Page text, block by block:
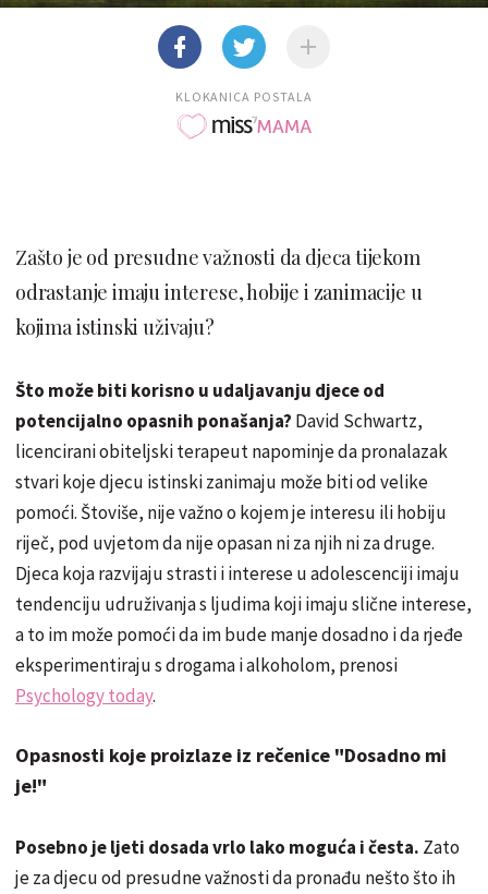
KLOKANICA POSTALA
Zašto je od presudne važnosti da djeca tijekom
odrastanje imaju interese, hobije i zanimacije u
kojima istinski uživaju?
Što može biti korisno u udaljavanju djece od
potencijalno opasnih ponašanja? David Schwartz,
licencirani obiteljski terapeut napominje da pronalazak
stvari koje djecu istinski zanimaju može biti od velike
pomoći. Štoviše, nije važno o kojem je interesu ili hobiju
riječ, pod uvjetom da nije opasan ni za njih ni za druge.
Djeca koja razvijaju strasti i interese u adolescenciji imaju
tendenciju udruživanja s ljudima koji imaju slične interese,
a to im može pomoći da im bude manje dosadno i da rjeđe
eksperimentiraju s drogama i alkoholom, prenosi
Psychology today.
Opasnosti koje proizlaze iz rečenice "Dosadno mi
je!"
Posebno je ljeti dosada vrlo lako moguća i česta. Zato
je za djecu od presudne važnosti da pronađu nešto što ih